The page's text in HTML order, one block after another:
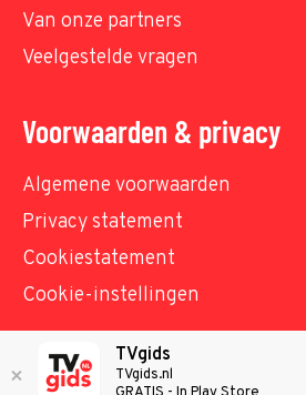
Van onze partners
Veelgestelde vragen
Voorwaarden & privacy
Algemene voorwaarden
Privacy statement
Cookiestatement
Cookie-instellingen
© TVgids.nl 2026 - All rights
TVgids
TVgids.nl